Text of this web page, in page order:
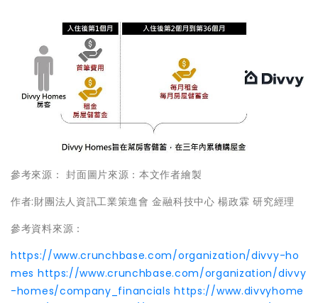
參考來源： 封面圖片來源：本文作者繪製
作者:財團法人資訊工業策進會 金融科技中心 楊政霖 研究經理
參考資料來源：
https://www.crunchbase.com/organization/divvy-ho
mes https://www.crunchbase.com/organization/divvy
-homes/company_financials https://www.divvyhome